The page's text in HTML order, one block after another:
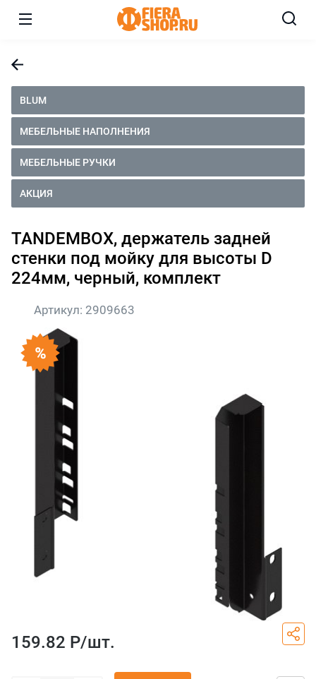
BLUM
МЕБЕЛЬНЫЕ НАПОЛНЕНИЯ
МЕБЕЛЬНЫЕ РУЧКИ
АКЦИЯ
TANDEMBOX, держатель задней
стенки под мойку для высоты D
224мм, черный, комплект
Артикул: 2909663
159.82 Р/шт.